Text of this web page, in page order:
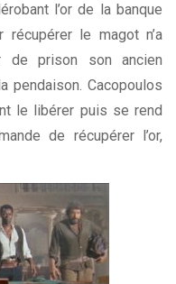
l’or de la banque
récupérer le magot n’a
de prison son ancien
pendaison. Cacopoulos
le libérer puis se rend
de récupérer l’or,